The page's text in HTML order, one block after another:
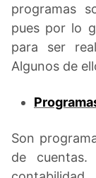
programas
pues por lo
para ser
Algunos de
Son
de